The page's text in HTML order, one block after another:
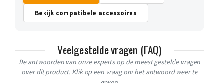
Bekijk compatibele accessoires
Veelgestelde vragen (FAQ)
De antwoorden van onze experts op de meest gestelde vragen
over dit product. Klik op een vraag om het antwoord weer te